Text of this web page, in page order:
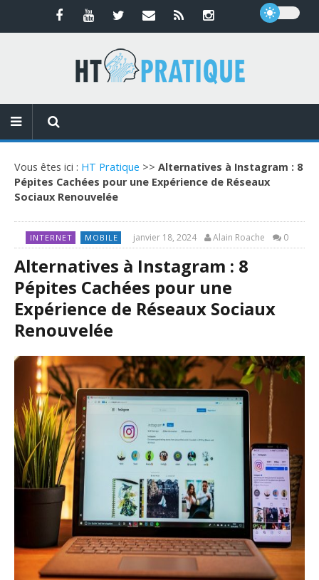
Vous êtes ici : HT Pratique >> Alternatives à Instagram : 8
Pépites Cachées pour une Expérience de Réseaux
Sociaux Renouvelée
INTERNET MOBILE janvier 18, 2024 Alain Roache 0
Alternatives à Instagram : 8
Pépites Cachées pour une
Expérience de Réseaux Sociaux
Renouvelée